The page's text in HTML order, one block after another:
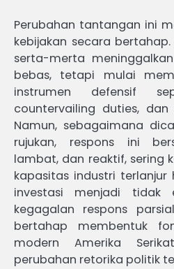
Perubahan tantangan ini
kebijakan secara
serta-merta
bebas, tetapi mulai
instrumen defensif
countervailing duties, dan
Namun, sebagaimana
rujukan, respons ini
lambat, dan reaktif, sering
kapasitas industri terlanjur
investasi menjadi tidak
kegagalan respons
bertahap membentuk
modern Amerika
perubahan retorika politik